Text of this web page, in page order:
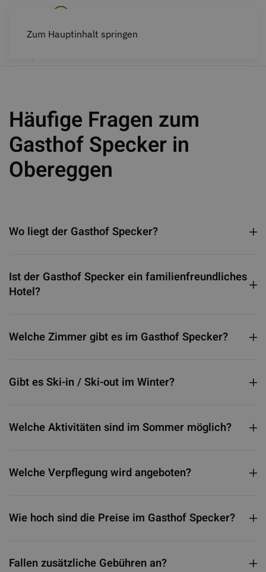
Zum Hauptinhalt springen
Häufige Fragen zum
Gasthof Specker in
Obereggen
Wo liegt der Gasthof Specker?
Ist der Gasthof Specker ein familienfreundliches
Hotel?
Welche Zimmer gibt es im Gasthof Specker?
Gibt es Ski-in / Ski-out im Winter?
Welche Aktivitäten sind im Sommer möglich?
Welche Verpflegung wird angeboten?
Wie hoch sind die Preise im Gasthof Specker?
Fallen zusätzliche Gebühren an?